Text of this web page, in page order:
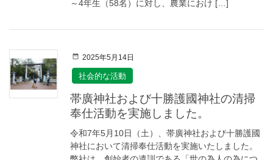
～4年生（58名）に対し、農業におけ […]
2025年5月14日
社会的な活動
帯廣神社および十勝護國神社の清掃
奉仕活動を実施しました。
令和7年5月10日（土）、帯廣神社および十勝護國
神社において清掃奉仕活動を実施いたしました。